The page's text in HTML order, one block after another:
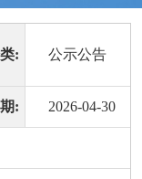
: 公示公告
: 2026-04-30